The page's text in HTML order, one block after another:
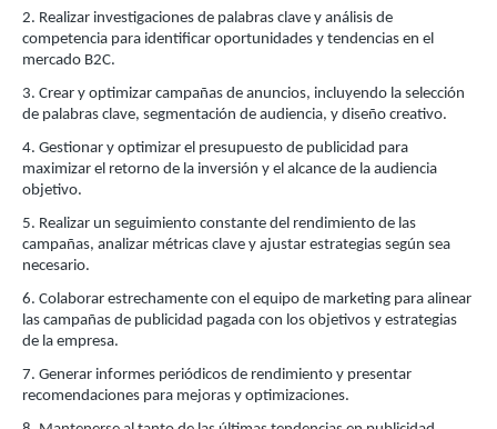
2. Realizar investigaciones de palabras clave y análisis de
competencia para identificar oportunidades y tendencias en el
mercado B2C.
3. Crear y optimizar campañas de anuncios, incluyendo la selección
de palabras clave, segmentación de audiencia, y diseño creativo.
4. Gestionar y optimizar el presupuesto de publicidad para
maximizar el retorno de la inversión y el alcance de la audiencia
objetivo.
5. Realizar un seguimiento constante del rendimiento de las
campañas, analizar métricas clave y ajustar estrategias según sea
necesario.
6. Colaborar estrechamente con el equipo de marketing para alinear
las campañas de publicidad pagada con los objetivos y estrategias
de la empresa.
7. Generar informes periódicos de rendimiento y presentar
recomendaciones para mejoras y optimizaciones.